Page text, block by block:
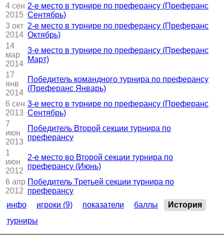
4 сен
2015
2-е место в турнире по преферансу (Преферанс
Сентябрь)
3 окт
2014
2-е место в турнире по преферансу (Преферанс
Октябрь)
14
мар
2014
3-е место в турнире по преферансу (Преферанс
Март)
17
янв
2014
Победитель командного турнира по преферансу
(Преферанс Январь)
6 сен
2013
3-е место в турнире по преферансу (Преферанс
Сентябрь)
7
июн
2013
Победитель Второй секции турнира по
преферансу
1
июн
2012
2-е место во Второй секции турнира по
преферансу (Июнь)
6 апр
2012
Победитель Третьей секции турнира по
преферансу
инфо
игроки (9) показатели баллы
История
турниры